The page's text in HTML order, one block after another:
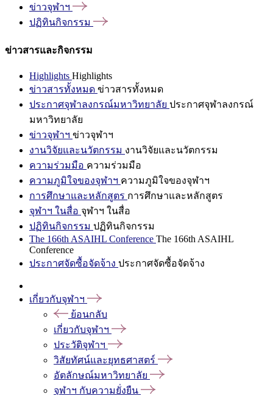
ข่าวจุฬาฯ
ปฏิทินกิจกรรม
ข่าวสารและกิจกรรม
Highlights Highlights
ข่าวสารทั้งหมด ข่าวสารทั้งหมด
ประกาศจุฬาลงกรณ์มหาวิทยาลัย ประกาศจุฬาลงกรณ์
มหาวิทยาลัย
ข่าวจุฬาฯ ข่าวจุฬาฯ
งานวิจัยและนวัตกรรม งานวิจัยและนวัตกรรม
ความร่วมมือ ความร่วมมือ
ความภูมิใจของจุฬาฯ ความภูมิใจของจุฬาฯ
การศึกษาและหลักสูตร การศึกษาและหลักสูตร
จุฬาฯ ในสื่อ จุฬาฯ ในสื่อ
ปฏิทินกิจกรรม ปฏิทินกิจกรรม
The 166th ASAIHL Conference The 166th ASAIHL
Conference
ประกาศจัดซื้อจัดจ้าง ประกาศจัดซื้อจัดจ้าง
เกี่ยวกับจุฬาฯ
ย้อนกลับ
เกี่ยวกับจุฬาฯ
ประวัติจุฬาฯ
วิสัยทัศน์และยุทธศาสตร์
อัตลักษณ์มหาวิทยาลัย
จุฬาฯ กับความยั่งยืน